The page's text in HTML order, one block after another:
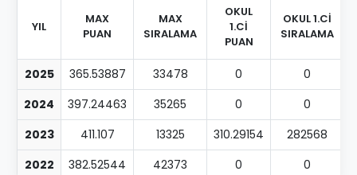
YIL
MAX
PUAN
MAX
SIRALAMA
OKUL
1.Cİ
PUAN
OKUL 1.Cİ
SIRALAMA
2025 365.53887 33478 0
0
2024
397.24463 35265 0
0
2023
411.107 13325 310.29154
282568
2022
382.52544 42373 0 0